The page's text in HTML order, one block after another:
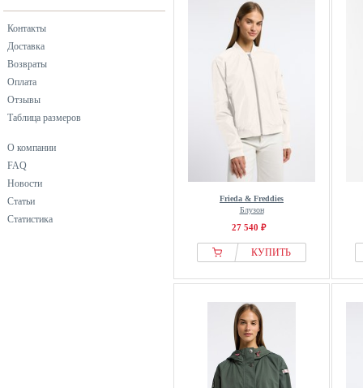
Контакты
Доставка
Возвраты
Оплата
Отзывы
Таблица размеров
О компании
FAQ
Новости
Статьи
Статистика
Frieda & Freddies
Блузон
27 540 ₽
КУПИТЬ